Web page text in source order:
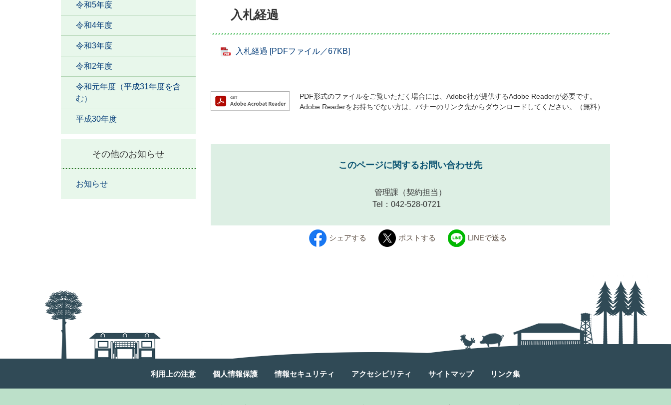
入札経過
入札経過 [PDFファイル／67KB]
PDF形式のファイルをご覧いただく場合には、Adobe社が提供するAdobe Readerが必要です。
Adobe Readerをお持ちでない方は、バナーのリンク先からダウンロードしてください。（無料）
このページに関するお問い合わせ先
管理課 （契約担当）
Tel：042-528-0721
シェアする ポストする LINEで送る
令和5年度
令和4年度
令和3年度
令和2年度
令和元年度（平成31年度を含
む）
平成30年度
その他のお知らせ
お知らせ
利用上の注意 個人情報保護 情報セキュリティ アクセシビリティ サイトマップ リンク集